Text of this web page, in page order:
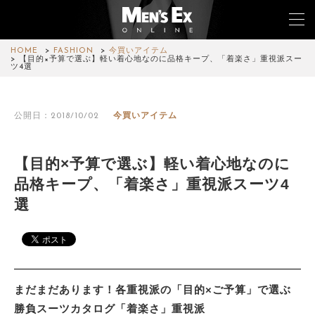
HOME FASHION
今買いアイテム
【目的×予算で選ぶ】軽い着心地なのに品格キープ、「着楽さ」重視派スー
ツ4選
公開日：2018/10/02 今買いアイテム
【目的×予算で選ぶ】軽い着心地なのに
品格キープ、「着楽さ」重視派スーツ4
選
まだまだあります！各重視派の「目的×ご予算」で選ぶ
勝負スーツカタログ「着楽さ」重視派
FASHION
WATCH
CAR&BIKE
COLUMN
ABOUT SITE